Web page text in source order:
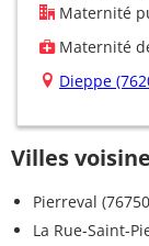
Maternité
Maternité
Dieppe
Villes
Pierreval
La Rue-Saint-